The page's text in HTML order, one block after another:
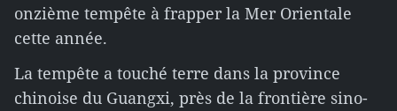
onzième tempête à frapper la Mer Orientale
cette année.
La tempête a touché terre dans la province
chinoise du Guangxi, près de la frontière sino-